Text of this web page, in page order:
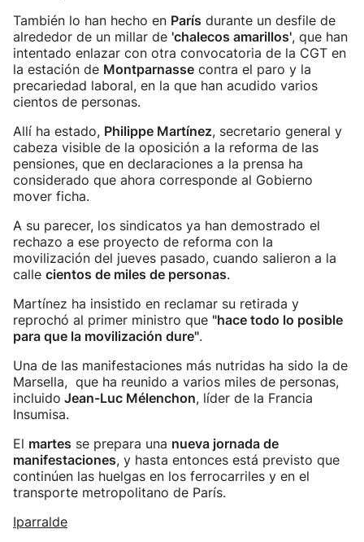
También lo han hecho en París durante un desfile de
alrededor de un millar de 'chalecos amarillos', que han
intentado enlazar con otra convocatoria de la CGT en
la estación de Montparnasse contra el paro y la
precariedad laboral, en la que han acudido varios
cientos de personas.
Allí ha estado, Philippe Martínez, secretario general y
cabeza visible de la oposición a la reforma de las
pensiones, que en declaraciones a la prensa ha
considerado que ahora corresponde al Gobierno
mover ficha.
A su parecer, los sindicatos ya han demostrado el
rechazo a ese proyecto de reforma con la
movilización del jueves pasado, cuando salieron a la
calle cientos de miles de personas.
Martínez ha insistido en reclamar su retirada y
reprochó al primer ministro que "hace todo lo posible
para que la movilización dure".
Una de las manifestaciones más nutridas ha sido la de
Marsella, que ha reunido a varios miles de personas,
incluido Jean-Luc Mélenchon, líder de la Francia
Insumisa.
El martes se prepara una nueva jornada de
manifestaciones, y hasta entonces está previsto que
continúen las huelgas en los ferrocarriles y en el
transporte metropolitano de París.
Iparralde